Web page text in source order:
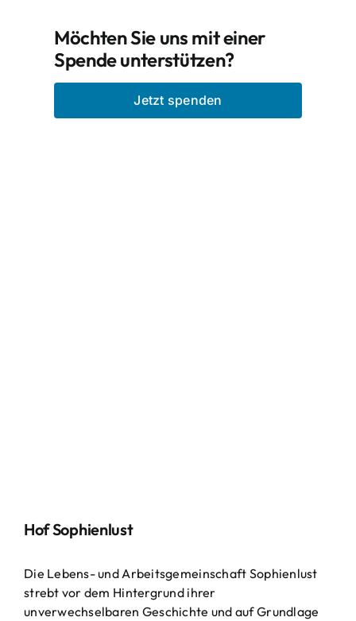
Möchten Sie uns mit einer
Spende unterstützen?
Jetzt spenden
Hof Sophienlust
Die Lebens- und Arbeitsgemeinschaft Sophienlust
strebt vor dem Hintergrund ihrer
unverwechselbaren Geschichte und auf Grundlage